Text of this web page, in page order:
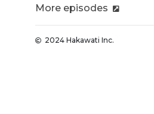
More episodes
2024 Hakawati Inc.